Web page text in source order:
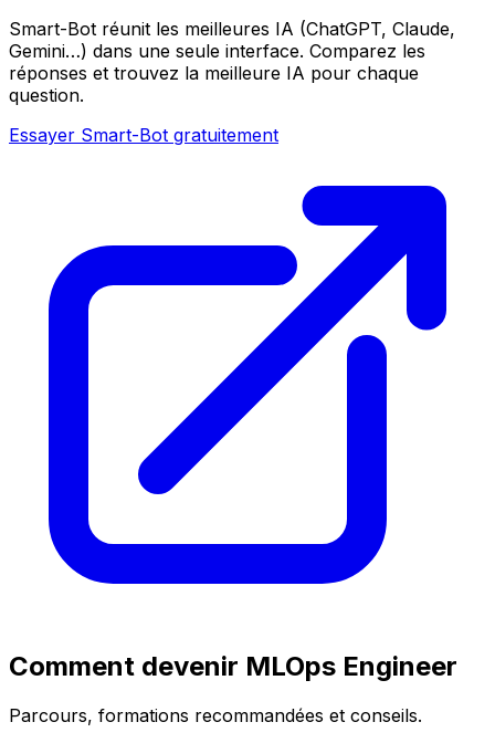
Smart-Bot réunit les meilleures IA (ChatGPT, Claude,
Gemini…) dans une seule interface. Comparez les
réponses et trouvez la meilleure IA pour chaque
question.
Essayer Smart-Bot gratuitement
Comment devenir MLOps Engineer
Parcours, formations recommandées et conseils.